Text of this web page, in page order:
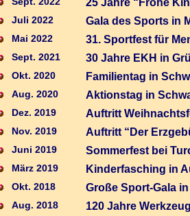
25 Jahre “Frohe
Juli 2022 Gala des Sports in
Mai 2022 31. Sportfest für
Sept. 2021 30 Jahre EKH in
Okt. 2020 Familientag in
Aug. 2020 Aktionstag in
Dez. 2019 Auftritt
Nov. 2019 Auftritt “Der
Juni 2019 Sommerfest bei
März 2019 Kinderfasching in
Okt. 2018 Große Sport-Gala
Aug. 2018 120 Jahre